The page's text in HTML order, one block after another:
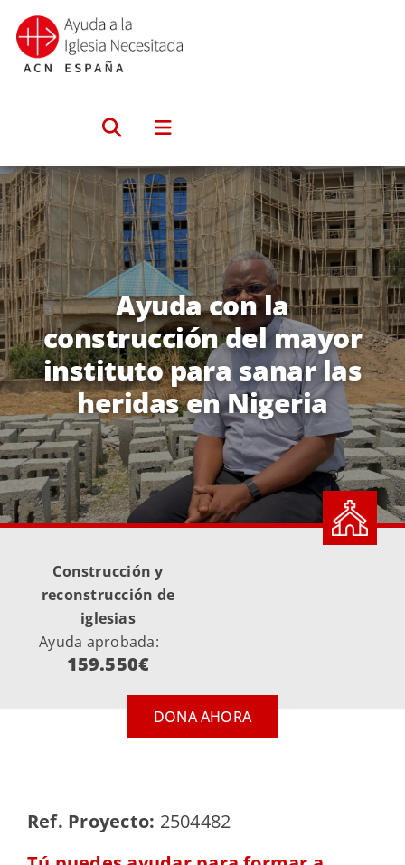
Saltar
contenido
Ayuda con la
construcción del mayor
instituto para sanar las
heridas en Nigeria
Construcción y
reconstrucción de
iglesias
Ayuda aprobada:
159.550€
DONA AHORA
Ref. Proyecto: 2504482